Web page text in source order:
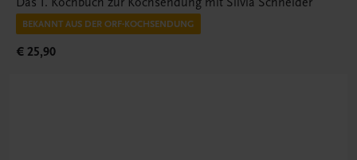
BEKANNT AUS DER ORF-KOCHSENDUNG
€ 25,90